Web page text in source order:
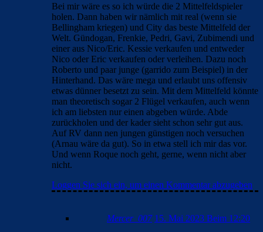
Bei mir wäre es so ich würde die 2 Mittelfeldspieler
holen. Dann haben wir nämlich mit real (wenn sie
Bellingham kriegen) und City das beste Mittelfeld der
Welt. Gündogan, Frenkie, Pedri, Gavi, Zubimendi und
einer aus Nico/Eric. Kessie verkaufen und entweder
Nico oder Eric verkaufen oder verleihen. Dazu noch
Roberto und paar junge (garrido zum Beispiel) in der
Hinterhand. Das wäre mega und erlaubt uns offensiv
etwas dünner besetzt zu sein. Mit dem Mittelfeld könnte
man theoretisch sogar 2 Flügel verkaufen, auch wenn
ich am liebsten nur einen abgeben würde. Abde
zurückholen und der kader sieht schon sehr gut aus.
Auf RV dann nen jungen günstigen noch versuchen
(Arnau wäre da gut). So in etwa stell ich mir das vor.
Und wenn Roque noch geht, gerne, wenn nicht aber
nicht.
Loggen Sie sich ein, um einen Kommentar abzugeben
Mercer_007 15. Mai 2023 Beim 12:20